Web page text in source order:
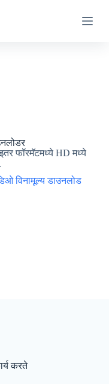
फॉरमॅटमध्ये HD मध्ये
विनामूल्य डाउनलोड
करते